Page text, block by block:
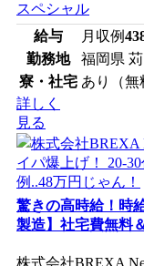
スペシャル
給与
月収例
勤務地
福岡県
寮・社宅 あり（無
詳しく
見る
驚きの高時給！時
製造】社宅費無料